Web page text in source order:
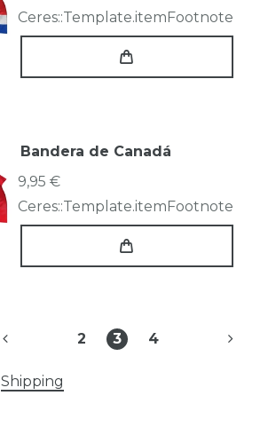
Ceres::Template.itemFootnote
Bandera de Canadá
9,95 €
Ceres::Template.itemFootnote
2 3 4
Shipping